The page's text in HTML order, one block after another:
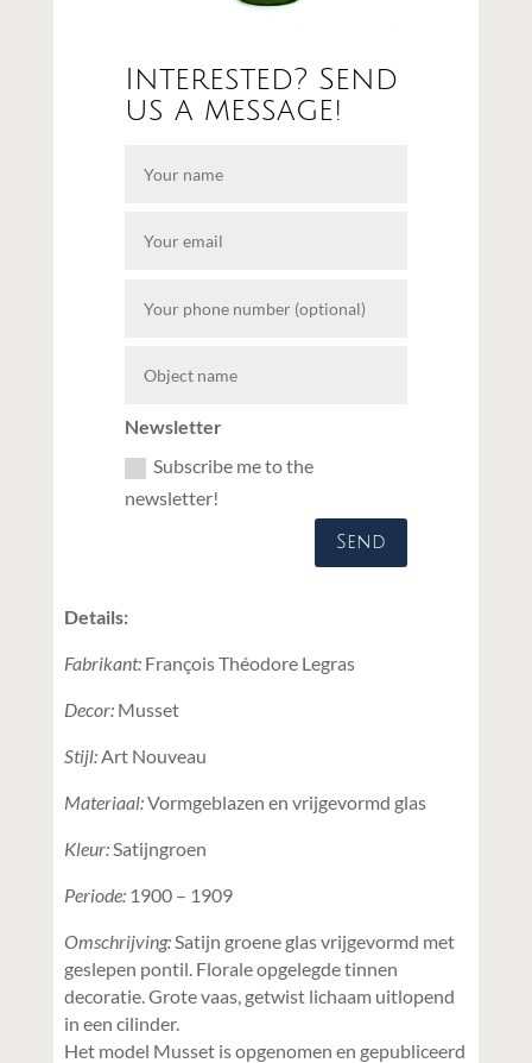
Interested? Send
us a message!
Newsletter
Subscribe me to the
newsletter!
Send
Details:
Fabrikant: François Théodore Legras
Decor:Musset
Stijl: Art Nouveau
Materiaal:Vormgeblazen en vrijgevormd glas
Kleur:Satijngroen
Periode:1900 – 1909
Omschrijving:Satijn groene glas vrijgevormd met
geslepen pontil. Florale opgelegde tinnen
decoratie. Grote vaas, getwist lichaam uitlopend
in een cilinder.
Het model Musset is opgenomen en gepubliceerd